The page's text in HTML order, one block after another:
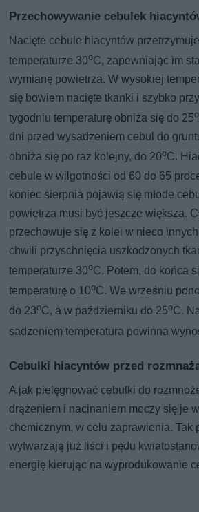
Przechowywanie cebulek
Nacięte cebule hiacyntów
temperaturze 30oC, zapewniając im
wymianę powietrza. W wysokiej
się bowiem nacięte tkanki i szybko
tygodniu temperaturę obniża się do 25o
dni przed wysadzeniem cebul do
obniża się po raz kolejny, do 20oC.
cebule w wilgotności od 60 do 65
koniec sierpnia pojawią się młode
powietrza musi być jeszcze większa.
przechowuje się z kolei w nieco
chwili przyschnięcia uszkodzonych
temperaturze 30oC. Potem, do końca
temperaturę o 10oC. We wrześniu
do 23oC, a w październiku do 25oC.
sadzeniem temperatura powinna
Cebulki hiacyntów przed
A jak pielęgnować cebulki do
drążeniem i nacinaniem moczy się je
chemicznym, w celu zaprawienia. Tak
wytwarzają już liści i pędu
energię kierując na wyprodukowanie